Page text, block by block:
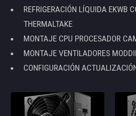
REFRIGERACIÓN LÍQUIDA EKWB
THERMALTAKE
MONTAJE CPU PROCESADOR
MONTAJE VENTILADORES
CONFIGURACIÓN